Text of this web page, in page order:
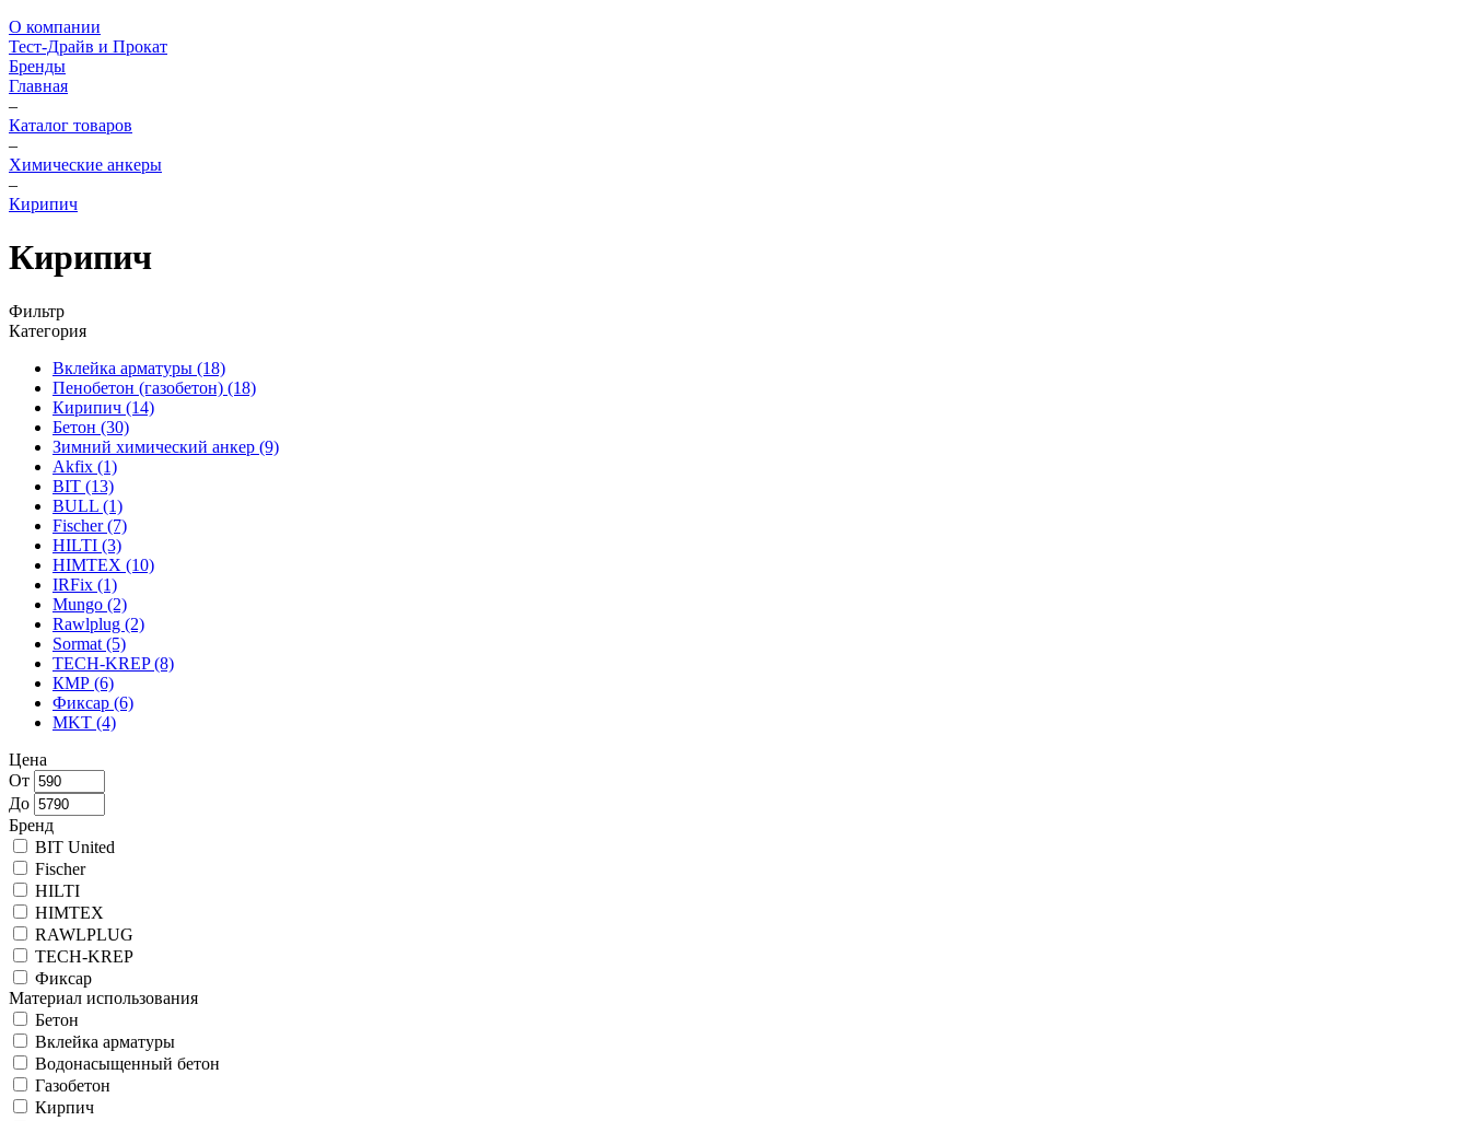
О компании
Тест-Драйв и Прокат
Бренды
Главная
–
Каталог товаров
–
Химические анкеры
–
Кирипич
Кирипич
Фильтр
Категория
Вклейка арматуры (18)
Пенобетон (газобетон) (18)
Кирипич (14)
Бетон (30)
Зимний химический анкер (9)
Akfix (1)
BIT (13)
BULL (1)
Fischer(7)
HILTI (3)
HIMTEX (10)
IRFix (1)
Mungo (2)
Rawlplug (2)
Sormat (5)
TECH-KREP(8)
КМР (6)
Фиксар (6)
MKT (4)
Цена
От
До
Бренд
BIT United
Fischer
HILTI
HIMTEX
RAWLPLUG
TECH-KREP
Фиксар
Материал использования
Бетон
Вклейка арматуры
Водонасыщенный бетон
Газобетон
Кирпич